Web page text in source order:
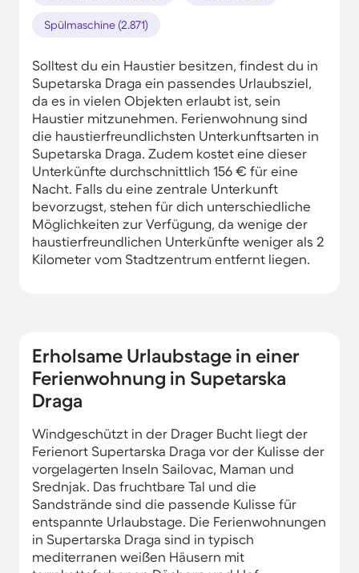
Spülmaschine (2.871)
Solltest du ein Haustier besitzen, findest du in
Supetarska Draga ein passendes Urlaubsziel,
da es in vielen Objekten erlaubt ist, sein
Haustier mitzunehmen. Ferienwohnung sind
die haustierfreundlichsten Unterkunftsarten in
Supetarska Draga. Zudem kostet eine dieser
Unterkünfte durchschnittlich 156 € für eine
Nacht. Falls du eine zentrale Unterkunft
bevorzugst, stehen für dich unterschiedliche
Möglichkeiten zur Verfügung, da wenige der
haustierfreundlichen Unterkünfte weniger als 2
Kilometer vom Stadtzentrum entfernt liegen.
Erholsame Urlaubstage in einer
Ferienwohnung in Supetarska
Draga
Windgeschützt in der Drager Bucht liegt der
Ferienort Supertarska Draga vor der Kulisse der
vorgelagerten Inseln Sailovac, Maman und
Srednjak. Das fruchtbare Tal und die
Sandstrände sind die passende Kulisse für
entspannte Urlaubstage. Die Ferienwohnungen
in Supertarska Draga sind in typisch
mediterranen weißen Häusern mit